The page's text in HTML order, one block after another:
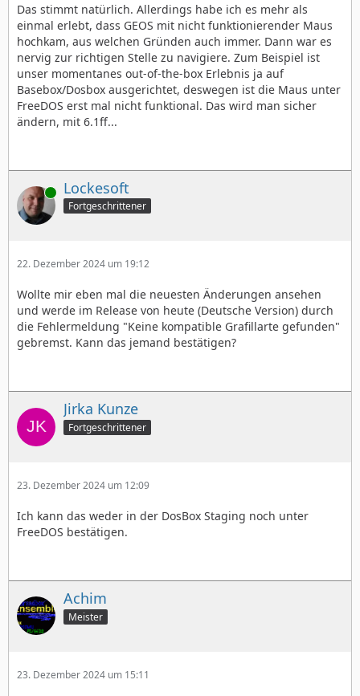
Das stimmt natürlich. Allerdings habe ich es mehr als
einmal erlebt, dass GEOS mit nicht funktionierender Maus
hochkam, aus welchen Gründen auch immer. Dann war es
nervig zur richtigen Stelle zu navigiere. Zum Beispiel ist
unser momentanes out-of-the-box Erlebnis ja auf
Basebox/Dosbox ausgerichtet, deswegen ist die Maus unter
FreeDOS erst mal nicht funktional. Das wird man sicher
ändern, mit 6.1ff...
Online Lockesoft
Fortgeschrittener
22. Dezember 2024 um 19:12
Wollte mir eben mal die neuesten Änderungen ansehen
und werde im Release von heute (Deutsche Version) durch
die Fehlermeldung "Keine kompatible Grafillarte gefunden"
gebremst. Kann das jemand bestätigen?
Jirka Kunze
Fortgeschrittener
23. Dezember 2024 um 12:09
Ich kann das weder in der DosBox Staging noch unter
FreeDOS bestätigen.
Achim
Meister
23. Dezember 2024 um 15:11